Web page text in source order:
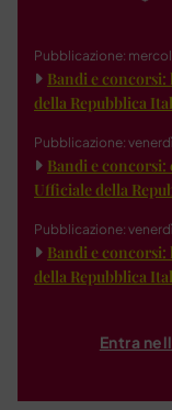
Pubblicazione:
Bandi e
della Repubblica
Pubblicazione:
Bandi e concorsi:
Ufficiale della
Pubblicazione:
Bandi e
della Repubblica
Entra